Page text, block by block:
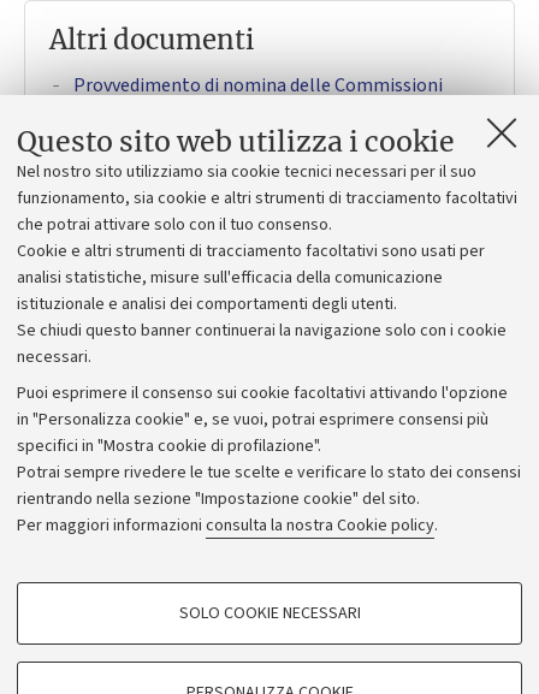
Questo sito web utilizza i cookie
Nel nostro sito utilizziamo sia cookie tecnici necessari per il suo
funzionamento, sia cookie e altri strumenti di tracciamento facoltativi
che potrai attivare solo con il tuo consenso.
Cookie e altri strumenti di tracciamento facoltativi sono usati per
analisi statistiche, misure sull'efficacia della comunicazione
istituzionale e analisi dei comportamenti degli utenti.
Se chiudi questo banner continuerai la navigazione solo con i cookie
necessari.
Puoi esprimere il consenso sui cookie facoltativi attivando l'opzione
in "Personalizza cookie" e, se vuoi, potrai esprimere consensi più
specifici in "Mostra cookie di profilazione".
Potrai sempre rivedere le tue scelte e verificare lo stato dei consensi
rientrando nella sezione "Impostazione cookie" del sito.
Per maggiori informazioni consulta la nostra Cookie policy.
COOKIE DI PROFILAZIONE - FACOLTATIVI
SOLO COOKIE NECESSARI
Altri documenti
Provvedimento di nomina delle Commissioni
Tracce delle prove
La procedura non prevede prove
Privacy
Note legali
NormAteneo
Impostazioni Cookie